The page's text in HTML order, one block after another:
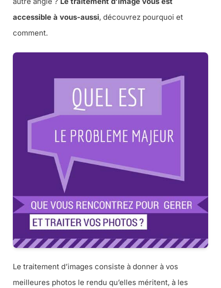
accessible à vous-aussi, découvrez pourquoi et
comment.
Le traitement d’images consiste à donner à vos
meilleures photos le rendu qu’elles méritent, à les